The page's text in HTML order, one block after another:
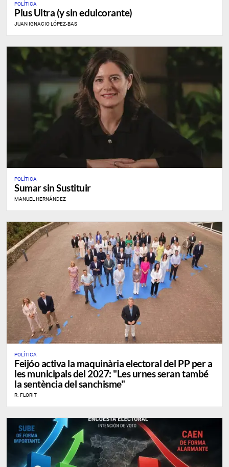
POLÍTICA
Plus Ultra (y sin edulcorante)
JUAN IGNACIO LÓPEZ-BAS
POLÍTICA
Sumar sin Sustituir
MANUEL HERNÁNDEZ
POLÍTICA
Feijóo activa la maquinària electoral del PP per a
les municipals del 2027: "Les urnes seran també
la sentència del sanchisme"
R. FLORIT